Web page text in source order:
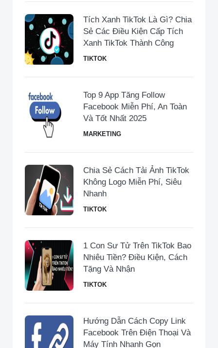
Tích Xanh TikTok Là Gì? Chia
Sẻ Các Điều Kiện Cấp Tích
Xanh TikTok Thành Công
TIKTOK
Top 9 App Tăng Follow
Facebook Miễn Phí, An Toàn
Và Tốt Nhất 2025
MARKETING
Chia Sẻ Cách Tải Ảnh TikTok
Không Logo Miễn Phí, Siêu
Nhanh
TIKTOK
1 Con Sư Tử Trên TikTok Bao
Nhiêu Tiền​? Điều Kiện, Cách
Tặng Và Nhận
TIKTOK
Hướng Dẫn Cách Copy Link
Facebook Trên Điện Thoại Và
Máy Tính Nhanh Gọn